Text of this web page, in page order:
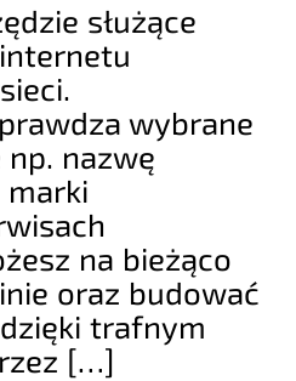
służące
wybrane
np. nazwę
na bieżąco
oraz budować
trafnym
[…]